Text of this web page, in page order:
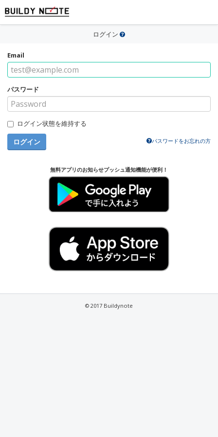
ログイン
Email
パスワード
ログイン状態を維持する
パスワードをお忘れの方
ログイン
無料アプリのお知らせプッシュ通知機能が便利！
© 2017 Buildynote